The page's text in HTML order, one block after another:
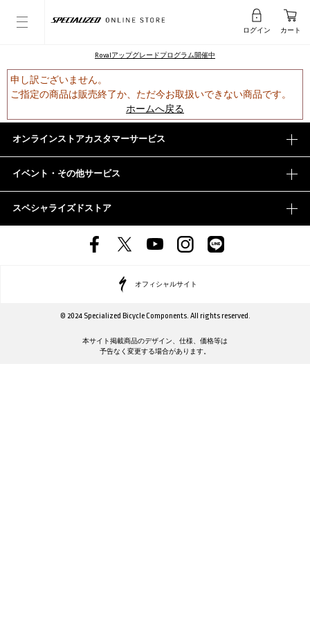
ログイン カート
Rovalアップグレードプログラム開催中
申し訳ございません。
ご指定の商品は販売終了か、ただ今お取扱いできない商品です。
ホームへ戻る
オンラインストアカスタマーサービス
イベント・その他サービス
スペシャライズドストア
オフィシャルサイト
© 2024 Specialized Bicycle Components. All rights reserved.
本サイト掲載商品のデザイン、仕様、価格等は
予告なく変更する場合があります。